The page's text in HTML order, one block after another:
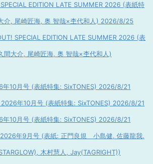
EDITION LATE SUMMER 2026 (表紙特
介, 尾崎匠海, 奥 智哉×杢代和人) 2026/8/25
SPECIAL EDITION LATE SUMMER 2026 (表
間大介, 尾崎匠海, 奥 智哉×杢代和人)
10月号 (表紙特集: SixTONES) 2026/8/21
年10月号 (表紙特集: SixTONES) 2026/8/21
10月号 (表紙特集: SixTONES) 2026/8/21
年9月号 (表紙: 正門良規 小島健, 佐藤龍我,
木村慧人, Jay(TAGRIGHT))